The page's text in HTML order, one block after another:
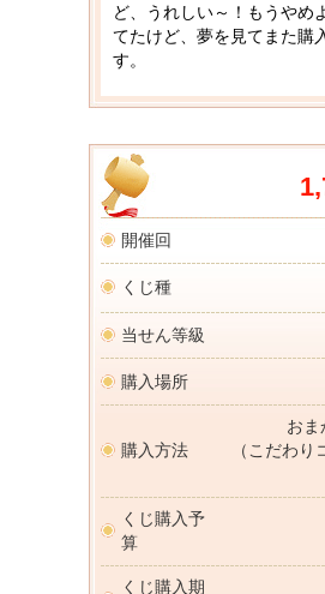
ど、うれしい～！もうやめ
てたけど、夢を見てまた購
す。
開催回
くじ種
当せん等級
購入場所
購入方法
おま
（こだわ
くじ購入予
算
くじ購入期